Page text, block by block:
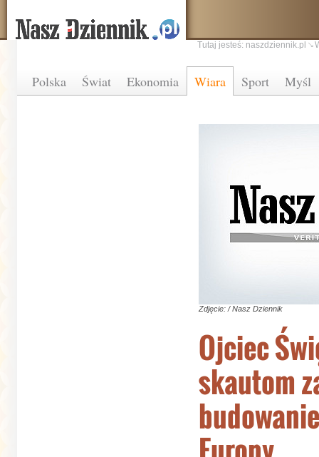
Polska Świat Ekonomia Wiara Sport Myśl
Tutaj jesteś: naszdziennik.pl
Zdjęcie: / Nasz Dziennik
Ojciec
skautom